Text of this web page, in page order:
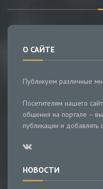
О САЙТЕ
Публикуем различные
Посетителям нашего
общения на портале –
публикации и добавлять
НОВОСТИ